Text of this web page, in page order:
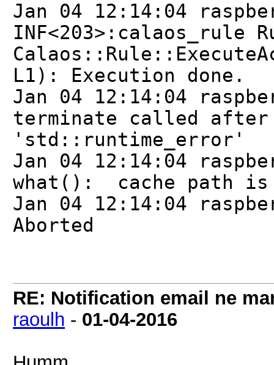
Jan 04 12:14:04
INF<203>:calaos_rule
L1): Execution done.
Jan 04 12:14:04
terminate called
'std::runtime_error'
Jan 04 12:14:04
what(): cache path
Jan 04 12:14:04
Aborted
RE: Notification email ne
raoulh - 01-04-2016